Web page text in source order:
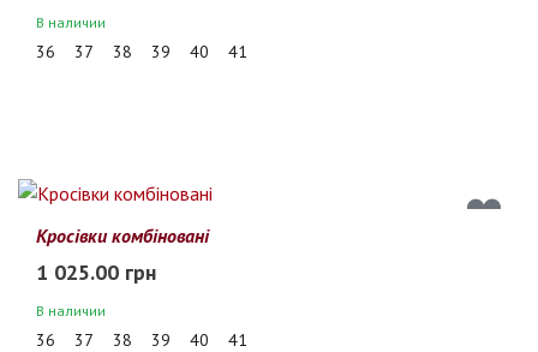
В наличии
36 37 38 39 40 41
Кросівки комбіновані
1 025.00 грн
В наличии
36 37 38 39 40 41